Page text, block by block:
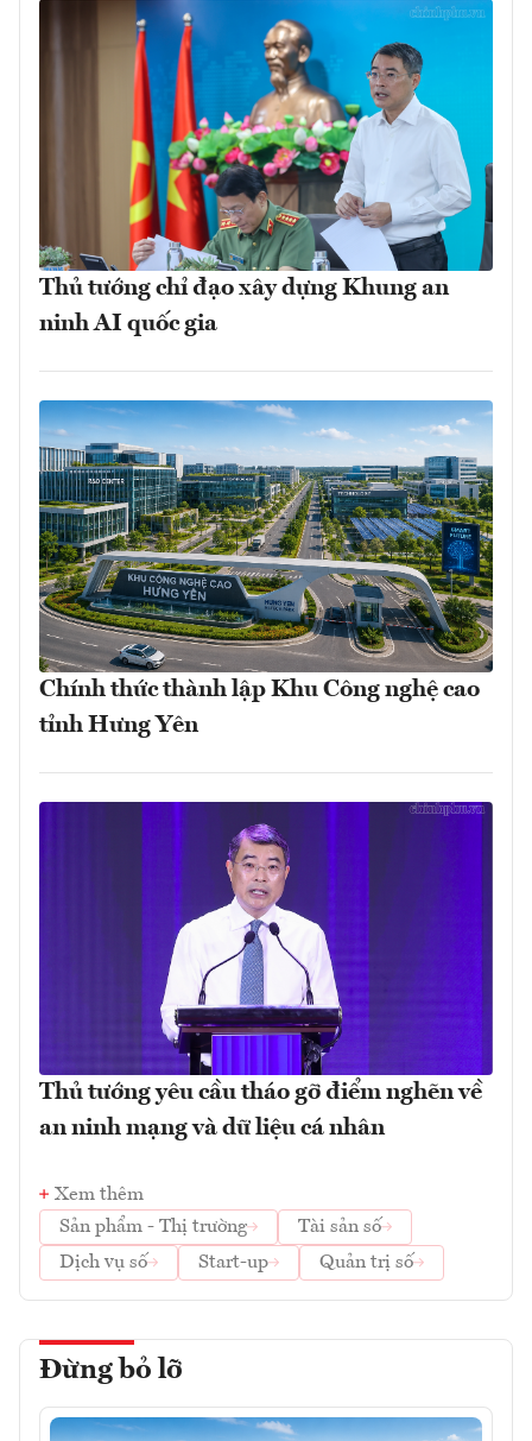
Thủ tướng chỉ đạo xây dựng Khung an
ninh AI quốc gia
Chính thức thành lập Khu Công nghệ cao
tỉnh Hưng Yên
Thủ tướng yêu cầu tháo gỡ điểm nghẽn về
an ninh mạng và dữ liệu cá nhân
Xem thêm
Sản phẩm - Thị trường
Tài sản số
Dịch vụ số
Start-up Quản trị số
Đừng bỏ lỡ